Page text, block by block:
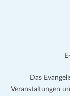
Das
Veranstaltungen